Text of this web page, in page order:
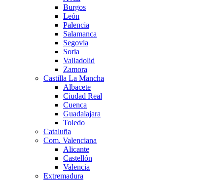
Burgos
León
Palencia
Salamanca
Segovia
Soria
Valladolid
Zamora
Castilla La Mancha
Albacete
Ciudad Real
Cuenca
Guadalajara
Toledo
Cataluña
Com. Valenciana
Alicante
Castellón
Valencia
Extremadura